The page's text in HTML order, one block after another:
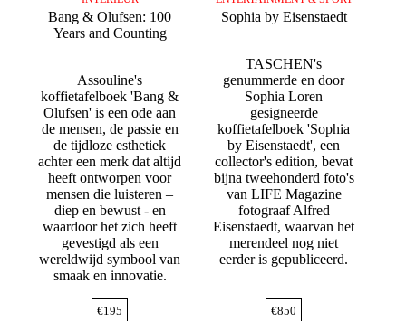
Bang & Olufsen: 100
Years and Counting
Assouline's
koffietafelboek 'Bang &
Olufsen' is een ode aan
de mensen, de passie en
de tijdloze esthetiek
achter een merk dat altijd
heeft ontworpen voor
mensen die luisteren –
diep en bewust - en
waardoor het zich heeft
gevestigd als een
wereldwijd symbool van
smaak en innovatie.
€195
Sophia by Eisenstaedt
TASCHEN's
genummerde en door
Sophia Loren
gesigneerde
koffietafelboek 'Sophia
by Eisenstaedt', een
collector's edition, bevat
bijna tweehonderd foto's
van LIFE Magazine
fotograaf Alfred
Eisenstaedt, waarvan het
merendeel nog niet
eerder is gepubliceerd.
€850